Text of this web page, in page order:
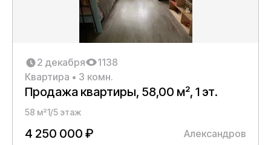
2 декабря
1138
Квартира • 3 комн.
Продажа квартиры, 58,00 м², 1 эт.
58 м²1/5 этаж
4 250 000 ₽ Александров